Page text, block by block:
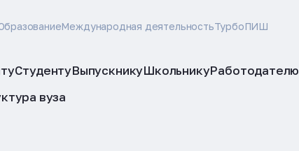
Международная деятельностьТурбоПИШ
СтудентуВыпускникуШкольникуРаботодателю
вуза